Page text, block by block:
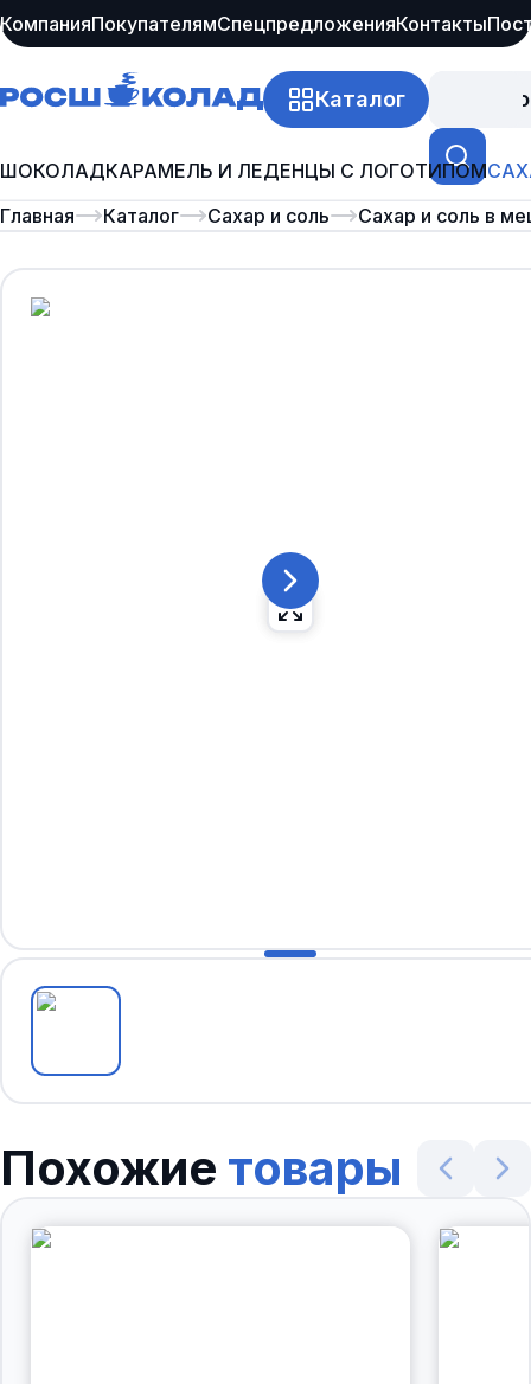
КомпанияПокупателямСпецпредложенияКонтакты
Каталог
ШОКОЛАДКАРАМЕЛЬ И ЛЕДЕНЦЫ С ЛОГОТИПОМ
Главная
Каталог Сахар и соль Сахар и соль в
Похожие товары